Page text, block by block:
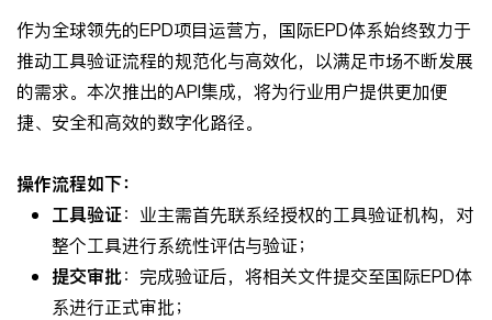
作为全球领先的EPD项目运营方，国际EPD体系始终致力于
推动工具验证流程的规范化与高效化，以满足市场不断发展
的需求。本次推出的API集成，将为行业用户提供更加便
捷、安全和高效的数字化路径。
操作流程如下：
工具验证：业主需首先联系经授权的工具验证机构，对
整个工具进行系统性评估与验证；
提交审批：完成验证后，将相关文件提交至国际EPD体
系进行正式审批；